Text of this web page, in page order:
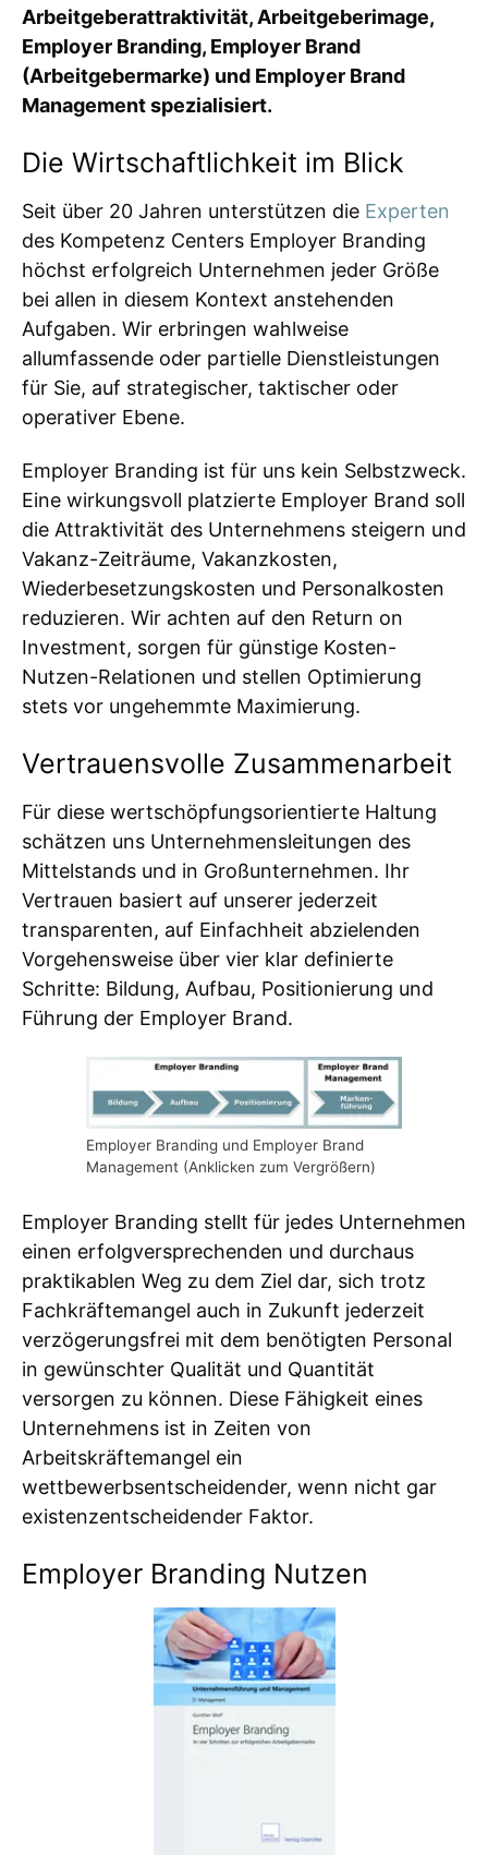
Arbeitgeberattraktivität, Arbeitgeberimage,
Employer Branding, Employer Brand
(Arbeitgebermarke) und Employer Brand
Management spezialisiert.
Die Wirtschaftlichkeit im Blick
Seit über 20 Jahren unterstützen die Experten
des Kompetenz Centers Employer Branding
höchst erfolgreich Unternehmen jeder Größe
bei allen in diesem Kontext anstehenden
Aufgaben. Wir erbringen wahlweise
allumfassende oder partielle Dienstleistungen
für Sie, auf strategischer, taktischer oder
operativer Ebene.
Employer Branding ist für uns kein Selbstzweck.
Eine wirkungsvoll platzierte Employer Brand soll
die Attraktivität des Unternehmens steigern und
Vakanz-Zeiträume, Vakanzkosten,
Wiederbesetzungskosten und Personalkosten
reduzieren. Wir achten auf den Return on
Investment, sorgen für günstige Kosten-
Nutzen-Relationen und stellen Optimierung
stets vor ungehemmte Maximierung.
Vertrauensvolle Zusammenarbeit
Für diese wertschöpfungsorientierte Haltung
schätzen uns Unternehmensleitungen des
Mittelstands und in Großunternehmen. Ihr
Vertrauen basiert auf unserer jederzeit
transparenten, auf Einfachheit abzielenden
Vorgehensweise über vier klar definierte
Schritte: Bildung, Aufbau, Positionierung und
Führung der Employer Brand.
Employer Branding und Employer Brand
Management (Anklicken zum Vergrößern)
Employer Branding stellt für jedes Unternehmen
einen erfolgversprechenden und durchaus
praktikablen Weg zu dem Ziel dar, sich trotz
Fachkräftemangel auch in Zukunft jederzeit
verzögerungsfrei mit dem benötigten Personal
in gewünschter Qualität und Quantität
versorgen zu können. Diese Fähigkeit eines
Unternehmens ist in Zeiten von
Arbeitskräftemangel ein
wettbewerbsentscheidender, wenn nicht gar
existenzentscheidender Faktor.
Employer Branding Nutzen